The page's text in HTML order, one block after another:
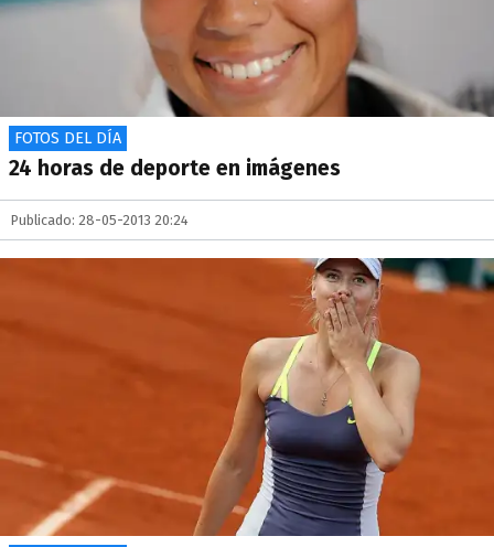
FOTOS DEL DÍA
24 horas de deporte en imágenes
Publicado: 28-05-2013 20:24